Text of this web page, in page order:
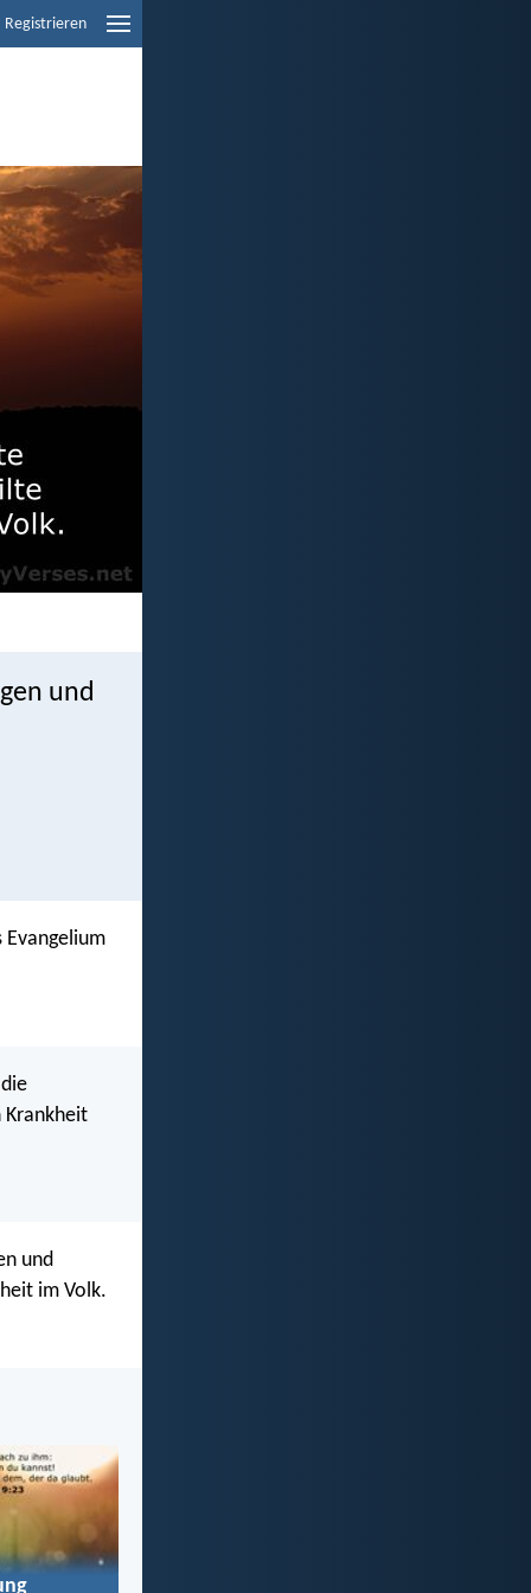
Registrieren
und
Evangelium
Krankheit
und
im Volk.